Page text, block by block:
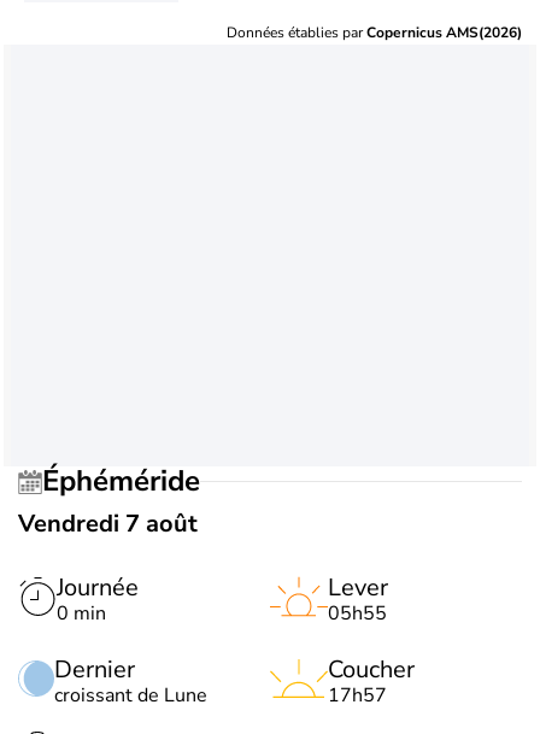
Données établies parCopernicus AMS(2026)
Éphéméride
Vendredi 7 août
Journée
0 min
Dernier
croissant de Lune
Lever
05h55
Coucher
17h57